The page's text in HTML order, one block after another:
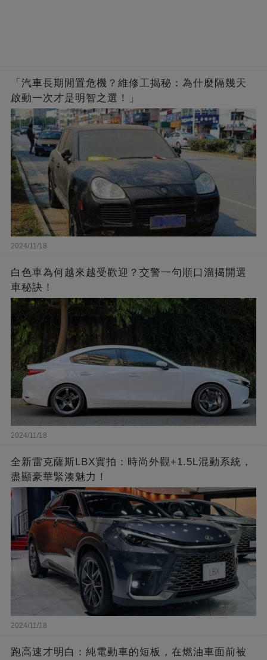
「汽車長期閒置危機？維修工揭秘：為什麼隔幾天
啟動一次才是明智之選！」
2024/11/18
白色車為何越來越受歡迎？交警一句順口溜揭開選
車秘訣！
2024/11/18
全新雷克薩斯LBX實拍：時尚外觀+1.5L混動系統，
盡顯豪華緊湊魅力！
2024/11/18
跑高速才明白：純電動車的短板，在燃油車面前被